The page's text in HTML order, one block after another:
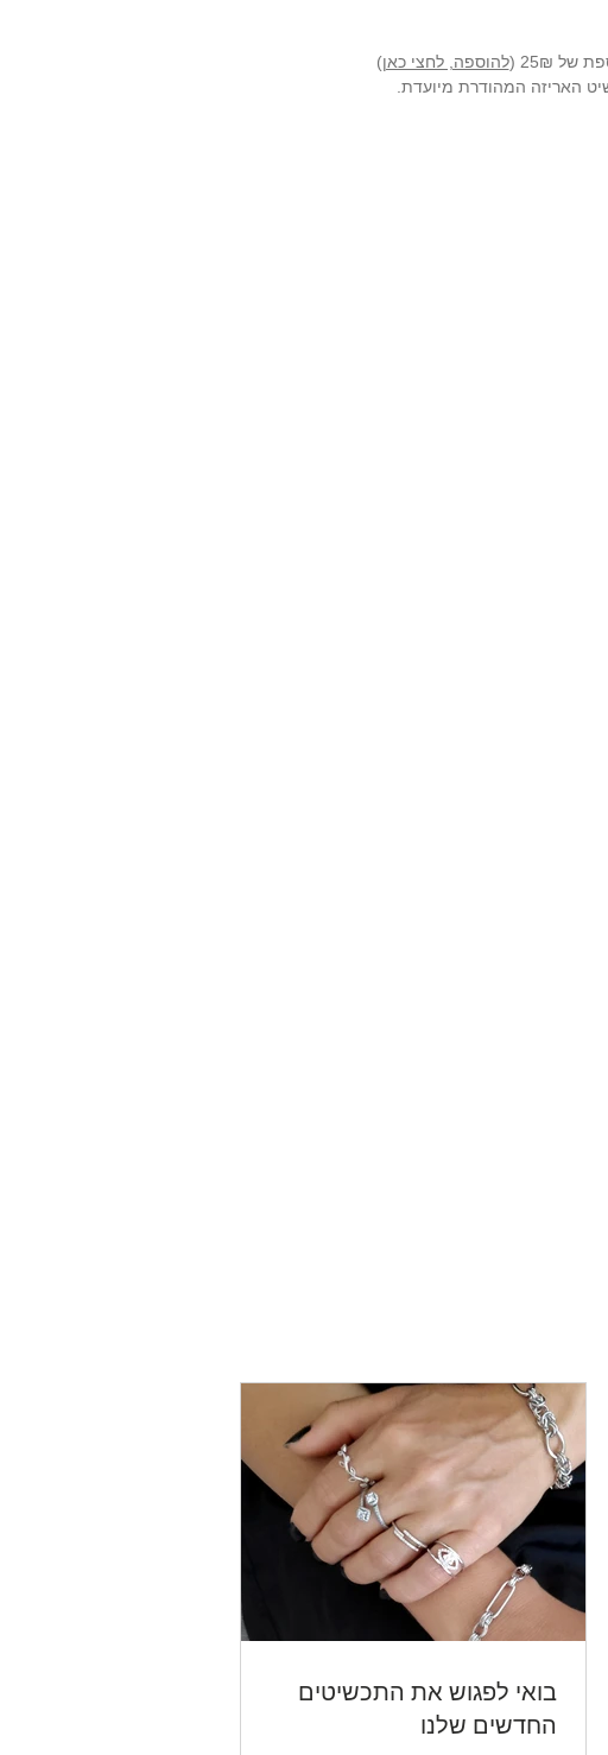
להוספה, לחצי כאן)
האריזה המהודרת מיועדת.
לני
בואי לפגוש את התכשיטים
החדשים שלנו